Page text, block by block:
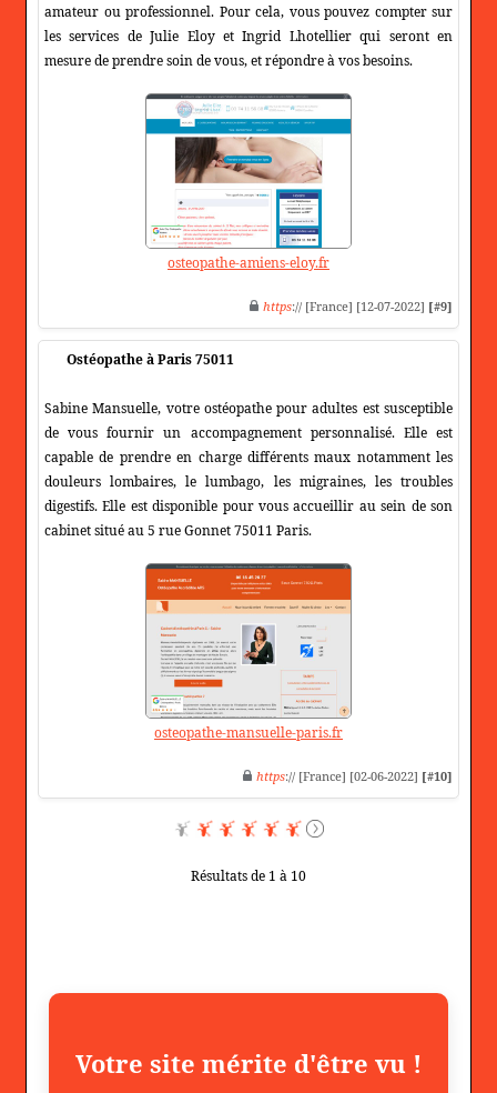
amateur ou professionnel. Pour cela, vous pouvez compter sur
les services de Julie Eloy et Ingrid Lhotellier qui seront en
mesure de prendre soin de vous, et répondre à vos besoins.
osteopathe-amiens-eloy.fr
https:// [France] [12-07-2022] [#9]
Ostéopathe à Paris 75011
Sabine Mansuelle, votre ostéopathe pour adultes est susceptible
de vous fournir un accompagnement personnalisé. Elle est
capable de prendre en charge différents maux notamment les
douleurs lombaires, le lumbago, les migraines, les troubles
digestifs. Elle est disponible pour vous accueillir au sein de son
cabinet situé au 5 rue Gonnet 75011 Paris.
osteopathe-mansuelle-paris.fr
https:// [France] [02-06-2022] [#10]
Résultats de 1 à 10
Votre site mérite d'être vu !